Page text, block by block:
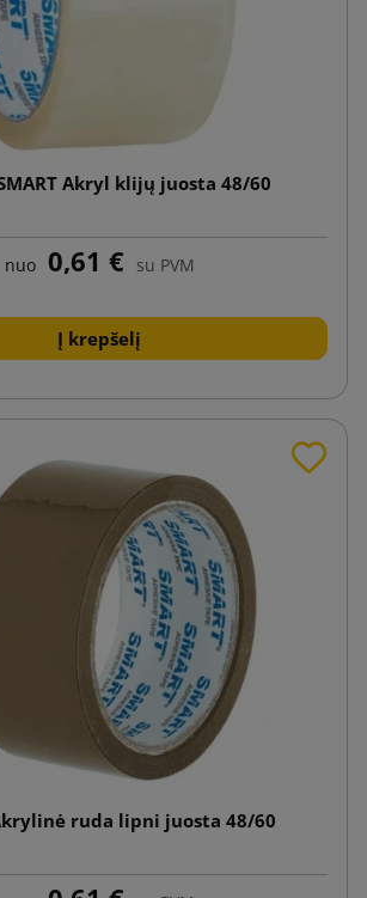
Akryl klijų juosta 48/60
nuo 0,61 € su PVM
Į krepšelį
ruda lipni juosta 48/60